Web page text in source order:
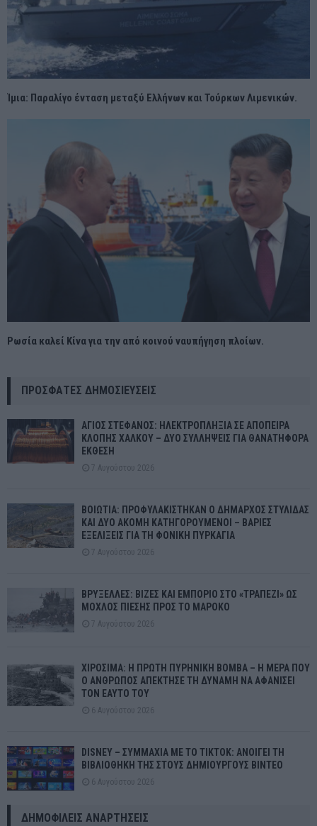
Ίμια: Παραλίγο ένταση μεταξύ Ελλήνων και Τούρκων Λιμενικών.
Ρωσία καλεί Κίνα για την από κοινού ναυπήγηση πλοίων.
ΠΡΌΣΦΑΤΕΣ ΔΗΜΟΣΙΕΎΣΕΙΣ
ΑΓΙΟΣ ΣΤΕΦΑΝΟΣ: ΗΛΕΚΤΡΟΠΛΗΞΙΑ ΣΕ ΑΠΟΠΕΙΡΑ
ΚΛΟΠΗΣ ΧΑΛΚΟΥ – ΔΥΟ ΣΥΛΛΗΨΕΙΣ ΓΙΑ ΘΑΝΑΤΗΦΟΡΑ
ΕΚΘΕΣΗ
7 Αυγούστου 2026
ΒΟΙΩΤΙΑ: ΠΡΟΦΥΛΑΚΙΣΤΗΚΑΝ Ο ΔΗΜΑΡΧΟΣ ΣΤΥΛΙΔΑΣ
ΚΑΙ ΔΥΟ ΑΚΟΜΗ ΚΑΤΗΓΟΡΟΥΜΕΝΟΙ – ΒΑΡΙΕΣ
ΕΞΕΛΙΞΕΙΣ ΓΙΑ ΤΗ ΦΟΝΙΚΗ ΠΥΡΚΑΓΙΑ
7 Αυγούστου 2026
ΒΡΥΞΕΛΛΕΣ: ΒΙΖΕΣ ΚΑΙ ΕΜΠΟΡΙΟ ΣΤΟ «ΤΡΑΠΕΖΙ» ΩΣ
ΜΟΧΛΟΣ ΠΙΕΣΗΣ ΠΡΟΣ ΤΟ ΜΑΡΟΚΟ
7 Αυγούστου 2026
ΧΙΡΟΣΙΜΑ: Η ΠΡΩΤΗ ΠΥΡΗΝΙΚΗ ΒΟΜΒΑ – Η ΜΕΡΑ ΠΟΥ
Ο ΑΝΘΡΩΠΟΣ ΑΠΕΚΤΗΣΕ ΤΗ ΔΥΝΑΜΗ ΝΑ ΑΦΑΝΙΣΕΙ
ΤΟΝ ΕΑΥΤΟ ΤΟΥ
6 Αυγούστου 2026
DISNEY – ΣΥΜΜΑΧΙΑ ΜΕ ΤΟ TIKTOK: ΑΝΟΙΓΕΙ ΤΗ
ΒΙΒΛΙΟΘΗΚΗ ΤΗΣ ΣΤΟΥΣ ΔΗΜΙΟΥΡΓΟΥΣ ΒΙΝΤΕΟ
6 Αυγούστου 2026
ΔΗΜΟΦΙΛΕΊΣ ΑΝΑΡΤΉΣΕΙΣ